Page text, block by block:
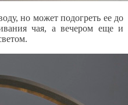
но может подогреть ее до
чая, а вечером еще и